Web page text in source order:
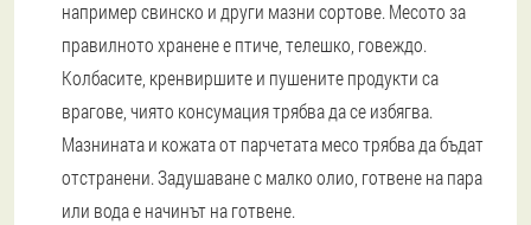
например свинско и други мазни сортове. Месото за
правилното хранене е птиче, телешко, говеждо.
Колбасите, кренвиршите и пушените продукти са
врагове, чиято консумация трябва да се избягва.
Мазнината и кожата от парчетата месо трябва да бъдат
отстранени. Задушаване с малко олио, готвене на пара
или вода е начинът на готвене.